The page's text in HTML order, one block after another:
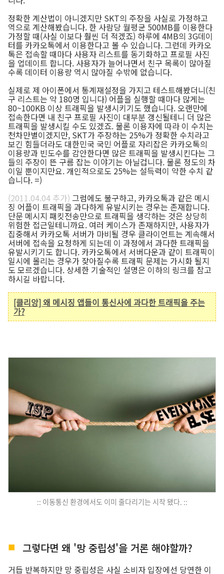
정확한 계산법이 아니겠지만 SKT의 주장을 사실로 가정하고
역으로 계산해봤습니다. 한 사람당 월평균 500MB를 이용한다
가정할 때(사실 이보다 훨씬 더 적겠죠) 하루에 4MB의 3G데이
터를 카카오톡에서 이용한다고 볼 수 있습니다. 그런데 카카오
톡은 접속할 때마다 사용자 리스트를 동기화하고 프로필 사진
을 업데이트 합니다. 사용자가 늘어나면서 친구 목록이 많아질
수록 데이터 이용량 역시 많아질 수밖에 없습니다.
실제로 제 아이폰에서 통계재설정을 가지고 테스트해봤더니(친
구 리스트는 약 180명 입니다) 어플을 실행할 때마다 많게는
80~100KB 이상 트래픽을 발생시키기도 했습니다. 오랜만에
접속한다면 내 친구 프로필 사진이 대부분 갱신될테니 더 많은
트래픽을 발생시킬 수도 있겠죠. 물론 이용자에 따라 이 수치는
천차만별이겠지만, SKT가 주장하는 25%가 정확한 수치라고
보긴 힘들더라도 대한민국 국민 어플로 자리잡은 카카오톡의
이용량과 빈도수를 감안한다면 많은 트래픽을 발생시킨다는 그
들의 주장이 뜬 구름 잡는 이야기는 아닐겁니다. 물론 정도의 차
이일 뿐이지만요. 개인적으로도 25%는 설득력이 약한 수치 같
습니다. =)
(2011.04.04 추가) 그럼에도 불구하고, 카카오톡과 같은 메시
징 어플이 트래픽을 과다하게 유발시키는 경우는 존재합니다.
단문 메시지 패킷전송만으로 트래픽을 생각하는 것은 상당히
위험한 접근일테니까요. 여러 케이스가 존재하지만, 사용자가
집중해서 카카오톡 서버가 마비될 경우 클라이언트는 계속해서
서버에 접속을 요청하게 되는데 이 과정에서 과다한 트래픽을
유발시키기도 합니다. 카카오톡에서 서버다운과 같이 트래픽이
일시에 몰리는 경우가 잦아질수록 트래픽 문제는 가시화 될지
도 모르겠습니다. 상세한 기술적인 설명은 이하의 링크를 참고
하시길 바랍니다.
[클리앙] 왜 메시징 앱들이 통신사에 과다한 트래픽을 주는
가?
:: 이동통신 환경에서도 이미 줄다리기는 시작 됐다. ::
그렇다면 왜 '망 중립성'을 거론 해야할까?
거듭 반복하지만 망 중립성은 사실 소비자 입장에선 당연한 이